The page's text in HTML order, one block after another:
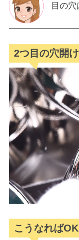
目の穴
2つ目の穴開け
こうなればOK